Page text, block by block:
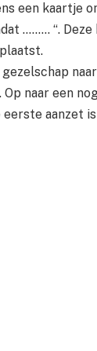
een kaartje
……… “.
naar een
aanzet